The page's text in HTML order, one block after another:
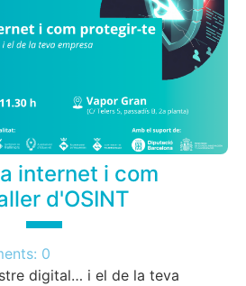
internet i com
d'OSINT
0
digital… i el de la teva